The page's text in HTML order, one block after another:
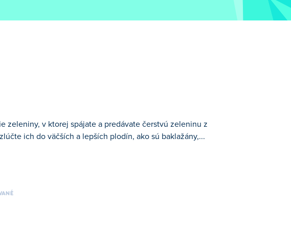
zeleniny, v ktorej spájate a predávate čerstvú zeleninu z
ich do väčších a lepších plodín, ako sú baklažány,...
čerstvú zeleninu z vlastnej farmy! Začnite s
spájajte a premeňte svoju farmu na prosperujúci